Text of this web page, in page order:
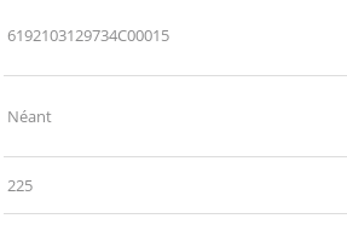
6192103129734C00015
Néant
225